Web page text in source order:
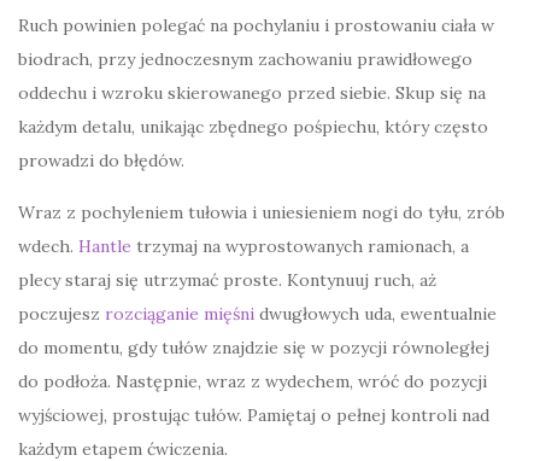
Ruch powinien polegać na pochylaniu i prostowaniu ciała w
biodrach, przy jednoczesnym zachowaniu prawidłowego
oddechu i wzroku skierowanego przed siebie. Skup się na
każdym detalu, unikając zbędnego pośpiechu, który często
prowadzi do błędów.
Wraz z pochyleniem tułowia i uniesieniem nogi do tyłu, zrób
wdech. Hantle trzymaj na wyprostowanych ramionach, a
plecy staraj się utrzymać proste. Kontynuuj ruch, aż
poczujesz rozciąganie mięśni dwugłowych uda, ewentualnie
do momentu, gdy tułów znajdzie się w pozycji równoległej
do podłoża. Następnie, wraz z wydechem, wróć do pozycji
wyjściowej, prostując tułów. Pamiętaj o pełnej kontroli nad
każdym etapem ćwiczenia.